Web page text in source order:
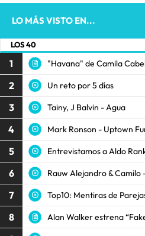
LO MÁS VISTO EN...
LOS 40
1 "Havana" de Camila
2 Un reto por 5 días
3 Tainy, J Balvin - Agua
4 Mark Ronson - Uptown
5 Entrevistamos a Aldo
6 Rauw Alejandro & Camilo
7 Top10: Mentiras de
8 Alan Walker estrena